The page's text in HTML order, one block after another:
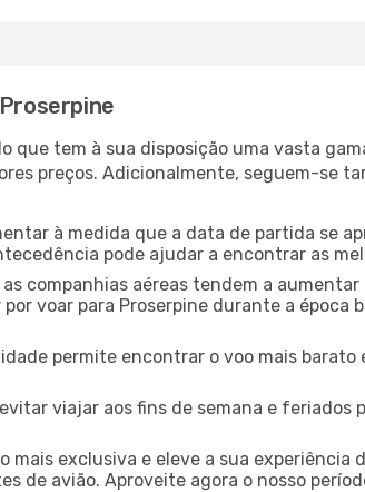
que tem à sua disposição uma vasta
preços. Adicionalmente, seguem-se
à medida que a data de partida se
pode ajudar a encontrar as
companhias aéreas tendem a
voar para Proserpine durante a época
permite encontrar o voo mais barato
viajar aos fins de semana e feriados
mais exclusiva e eleve a sua experiência
de avião. Aproveite agora o nosso